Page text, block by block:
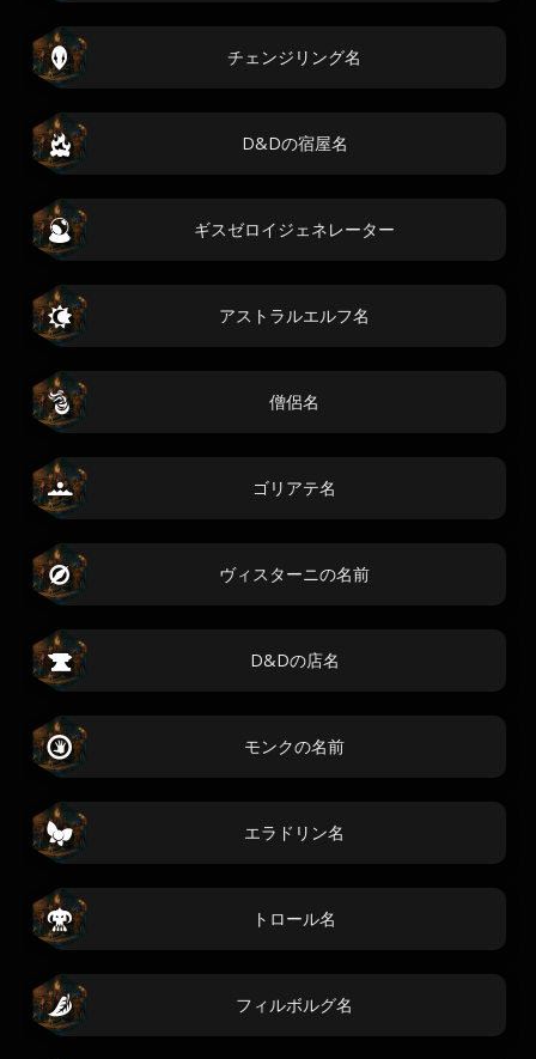
チェンジリング名
D&Dの宿屋名
ギスゼロイジェネレーター
アストラルエルフ名
僧侶名
ゴリアテ名
ヴィスターニの名前
D&Dの店名
モンクの名前
エラドリン名
トロール名
フィルボルグ名